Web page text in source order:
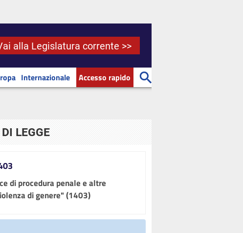
alla Legislatura corrente >>
Internazionale Accesso rapido
LEGGE
di procedura penale e altre
di genere" (1403)